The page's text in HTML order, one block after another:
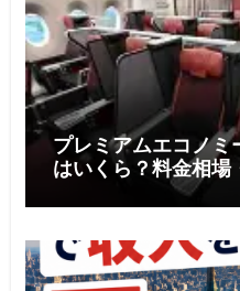
ョ
ン
プレミアムエコノミ
はいくら？料金相場
得に利用する5つの